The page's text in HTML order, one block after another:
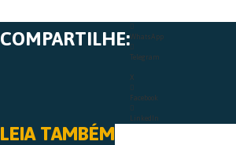
COMPARTILHE:WhatsApp
Telegram
X
Facebook
LinkedIn
LEIA TAMBÉM